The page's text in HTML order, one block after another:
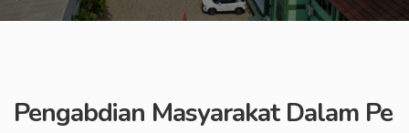
Pengabdian Masyarakat Dalam Pe